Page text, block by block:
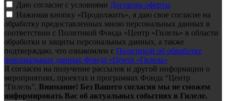
Даю согласие с условиями Договора оферты
Нажимая кнопку «Продолжить», я даю свое согласие на
обработку предоставленных мною персональных данных в
соответствии с Политикой Фонда «Центр «Гилель» в области
обработки и защиты персональных данных, а также
подтверждаю, что ознакомлен с Политикой об обработке
персональных данных Фонда «Центр «Гилель»
Я согласен на получение рассылок и другой информации о
мероприятиях, проектах и программах Фонда “Центр
“Гилель”. Внимание! Без Вашего согласия мы не сможем
информировать Вас об актуальных событиях в Гилеле.